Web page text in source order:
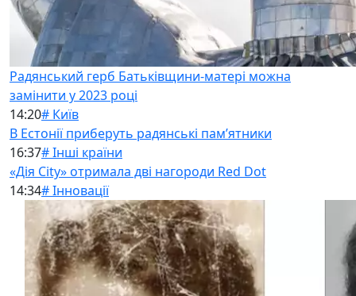
Радянський герб Батьківщини-матері можна
замінити у 2023 році
14:20# Київ
В Естонії приберуть радянські памʼятники
16:37# Інші країни
«Дія City» отримала дві нагороди Red Dot
14:34# Інновації